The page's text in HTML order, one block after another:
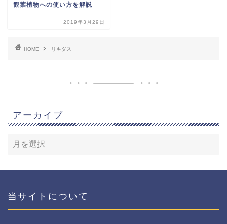
観葉植物への使い方を解説
2019年3月29日
HOME リキダス
アーカイブ
当サイトについて